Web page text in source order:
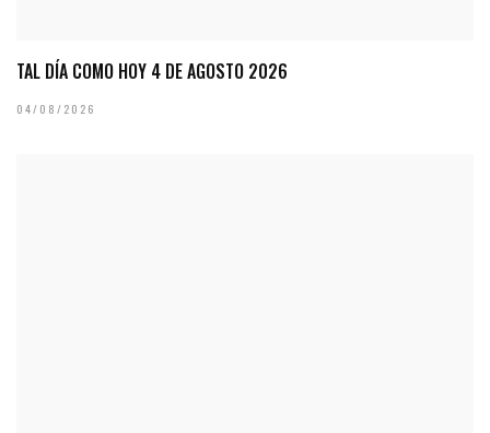
TAL DÍA COMO HOY 4 DE AGOSTO 2026
04/08/2026